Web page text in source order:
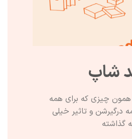
شاپ
چیزی که برای همه
درگیرشن و تاثیر خیلی
گذاشته